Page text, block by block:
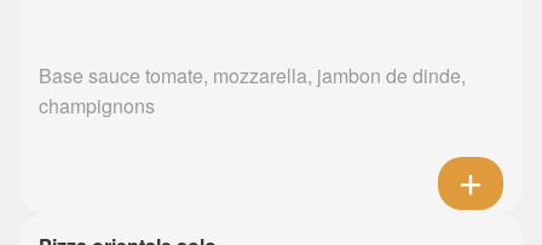
Base sauce tomate, mozzarella, jambon de dinde,
champignons